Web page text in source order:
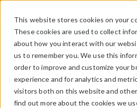
This website stores cookies on your
These cookies are used to collect
about how you interact with our
us to remember you. We use this
order to improve and customize your
experience and for analytics and
visitors both on this website and other
find out more about the cookies we
LOG IN
Modellare i flussi
COMSOL
Versione registrata